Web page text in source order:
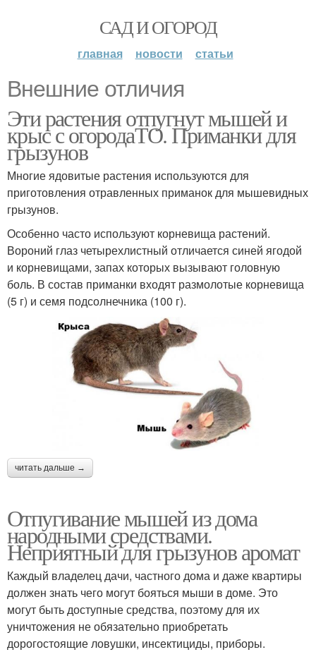
САД И ОГОРОД
главная новости статьи
Внешние отличия
Эти растения отпугнут мышей и
крыс с огородаТО. Приманки для
грызунов
Многие ядовитые растения используются для
приготовления отравленных приманок для мышевидных
грызунов.
Особенно часто используют корневища растений.
Вороний глаз четырехлистный отличается синей ягодой
и корневищами, запах которых вызывают головную
боль. В состав приманки входят размолотые корневища
(5 г) и семя подсолнечника (100 г).
читать дальше →
Отпугивание мышей из дома
народными средствами.
Неприятный для грызунов аромат
Каждый владелец дачи, частного дома и даже квартиры
должен знать чего могут бояться мыши в доме. Это
могут быть доступные средства, поэтому для их
уничтожения не обязательно приобретать
дорогостоящие ловушки, инсектициды, приборы.